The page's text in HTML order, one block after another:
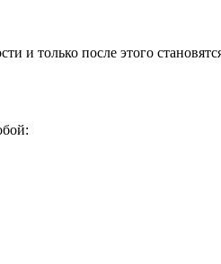
и только после этого